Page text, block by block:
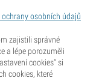
ochrany osobních údajů
zajistili správné
a lépe porozuměli
cookies“ si
cookies, které